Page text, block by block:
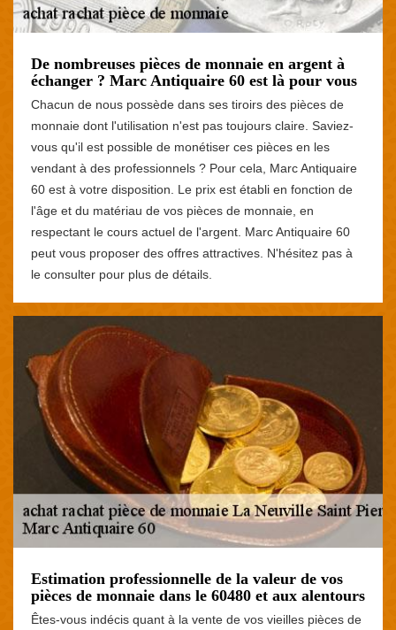
De nombreuses pièces de monnaie en argent à
échanger ? Marc Antiquaire 60 est là pour vous
Chacun de nous possède dans ses tiroirs des pièces de
monnaie dont l'utilisation n'est pas toujours claire. Saviez-
vous qu'il est possible de monétiser ces pièces en les
vendant à des professionnels ? Pour cela, Marc Antiquaire
60 est à votre disposition. Le prix est établi en fonction de
l'âge et du matériau de vos pièces de monnaie, en
respectant le cours actuel de l'argent. Marc Antiquaire 60
peut vous proposer des offres attractives. N'hésitez pas à
le consulter pour plus de détails.
Estimation professionnelle de la valeur de vos
pièces de monnaie dans le 60480 et aux alentours
Êtes-vous indécis quant à la vente de vos vieilles pièces de